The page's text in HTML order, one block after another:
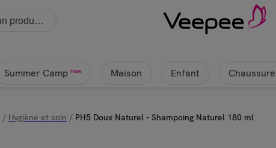
Summer Camp new Maison Enfant
/ Hygiène et soin / PH5 Doux Naturel - Shampoing Naturel 180 ml